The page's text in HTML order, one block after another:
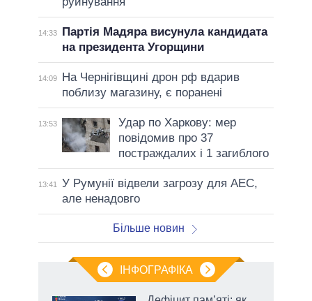
14:33
Партія Мадяра висунула кандидата
на президента Угорщини
14:09
На Чернігівщині дрон рф вдарив
поблизу магазину, є поранені
13:53
Удар по Харкову: мер
повідомив про 37
постраждалих і 1 загиблого
13:41
У Румунії відвели загрозу для АЕС,
але ненадовго
Більше новин
ІНФОГРАФІКА